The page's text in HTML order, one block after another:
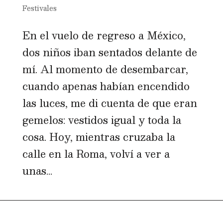
Festivales
En el vuelo de regreso a México,
dos niños iban sentados delante de
mí. Al momento de desembarcar,
cuando apenas habían encendido
las luces, me di cuenta de que eran
gemelos: vestidos igual y toda la
cosa. Hoy, mientras cruzaba la
calle en la Roma, volví a ver a
unas...